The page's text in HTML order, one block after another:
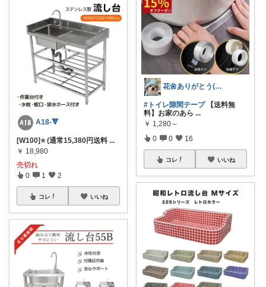
A18-🔻
[W100]⭐️ (通常15,380円送料 ...
￥ 18,980
売切れ
0 1 2
コレ いいね
花🌼ありがとう(*･ω･)*_ _)ﾍ
#トイレ隙間テープ【送料無
料】お家のあら ...
￥ 1,280～
0 0 16
コレ いいね